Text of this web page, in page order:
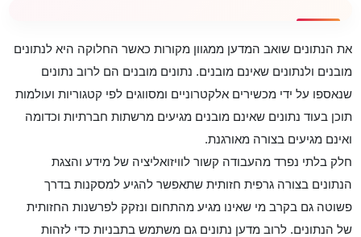
את הנתונים שואב המדען ממגוון מקורות כאשר החלוקה היא לנתונים
מובנים ולנתונים שאינם מובנים. נתונים מובנים הם לרוב נתונים
שנאספו על ידי מכשירים אלקטרוניים ומסווגים לפי קטגוריות ועולמות
תוכן בעוד נתונים שאינם מובנים מגיעים מרשתות חברתיות וכדומה
ואינם מגיעים בצורה מאורגנת.
חלק בלתי נפרד מהעבודה קשור לוויזואליציה של מידע והצגת
הנתונים בצורה גרפית חזותית שתאפשר להגיע למסקנות בדרך
פשוטה גם בקרב מי שאינו מגיע מהתחום ונזקק לפרשנות החזותית
של הנתונים. לרוב מדען נתונים גם משתמש בתבניות כדי לזהות